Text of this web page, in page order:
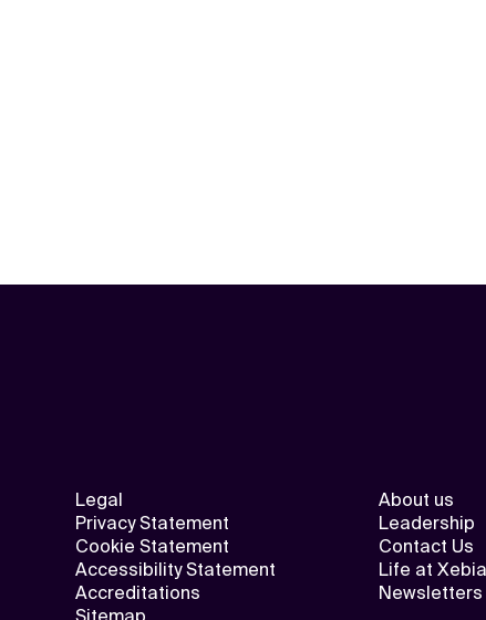
Legal
Privacy Statement
Cookie Statement
Accessibility Statement
Accreditations
About us
Leadership
Contact Us
Life at Xebia
Newsletters